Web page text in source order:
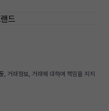
드
, 거래정보, 거래에 대하여 책임을 지지